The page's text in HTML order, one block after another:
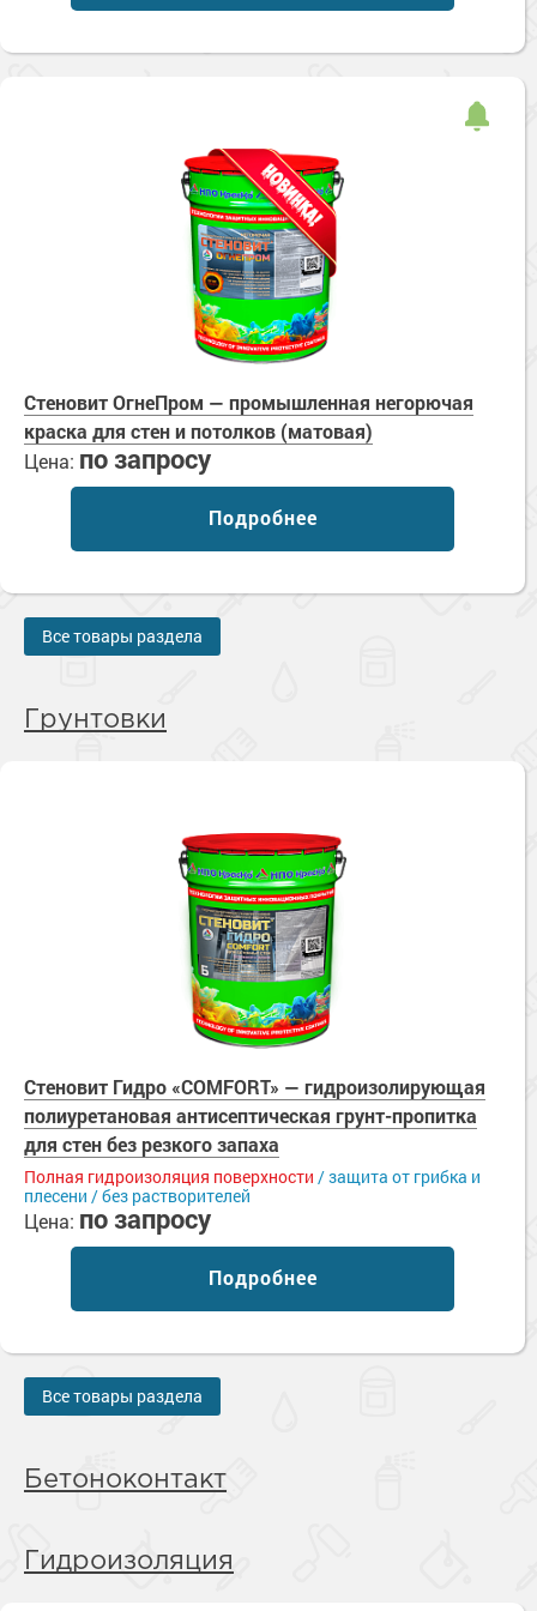
Сопутствующие товары
Морозостойкие краски для металла
Морозостойкие краски для фасада
Стеновит ОгнеПром — промышленная негорючая
краска для стен и потолков (матовая)
Цена: по запросу
Подробнее
Все товары раздела
Грунтовки
Стеновит Гидро «COMFORT» — гидроизолирующая
полиуретановая антисептическая грунт-пропитка
для стен без резкого запаха
Полная гидроизоляция поверхности / защита от грибка и
плесени / без растворителей
Цена: по запросу
Подробнее
Все товары раздела
Бетоноконтакт
Гидроизоляция